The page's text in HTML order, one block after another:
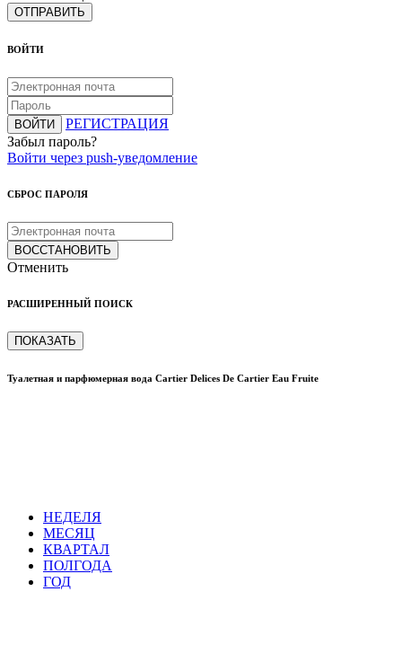
ОТПРАВИТЬ
ВОЙТИ
ВОЙТИ
РЕГИСТРАЦИЯ
Забыл пароль?
Войти через push-уведомление
СБРОС ПАРОЛЯ
ВОССТАНОВИТЬ
Отменить
РАСШИРЕННЫЙ ПОИСК
ПОКАЗАТЬ
Туалетная и парфюмерная вода Cartier Delices De Cartier Eau Fruite
НЕДЕЛЯ
МЕСЯЦ
КВАРТАЛ
ПОЛГОДА
ГОД